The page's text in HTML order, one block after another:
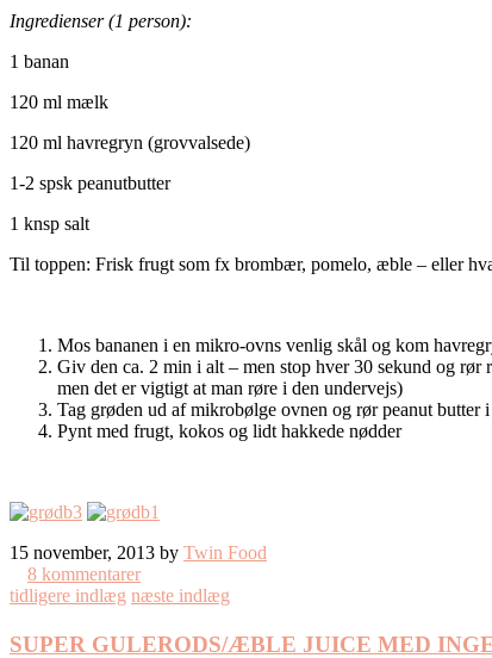
Ingredienser (1 person):
1 banan
120 ml mælk
120 ml havregryn (grovvalsede)
1-2 spsk peanutbutter
1 knsp salt
Til toppen: Frisk frugt som fx brombær, pomelo, æble – eller
Mos bananen i en mikro-ovns venlig skål og kom
Giv den ca. 2 min i alt – men stop hver 30 sekund og rør
men det er vigtigt at man røre i den undervejs)
Tag grøden ud af mikrobølge ovnen og rør peanut butter i
Pynt med frugt, kokos og lidt hakkede nødder
15 november, 2013 by Twin Food
8 kommentarer
tidligere indlæg næste indlæg
SUPER GULERODS/ÆBLE JUICE MED